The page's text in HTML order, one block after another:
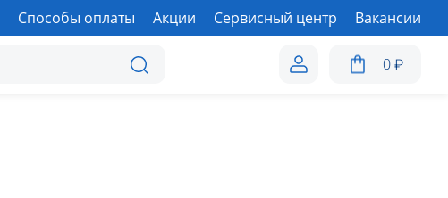
Способы оплаты Акции Сервисный центр Вакансии
0₽